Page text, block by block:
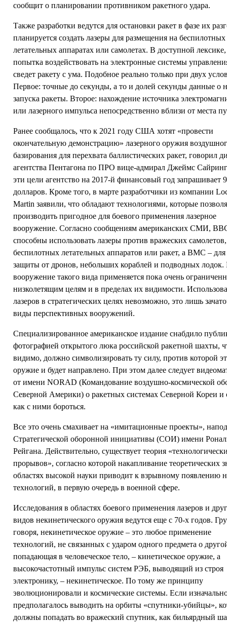
сообщит о планировании противником ракетного удара.
Также разработки ведутся для остановки ракет в фазе их
планируется создать лазеры для размещения на беспилотных
летательных аппаратах или самолетах. В доступной лексике,
попытка воздействовать на электронные системы
сведет ракету с ума. Подобное реально только при двух
Первое: точные до секунды, а то и долей секунды данные о
запуска ракеты. Второе: нахождение источника
или лазерного импульса непосредственно вблизи от места
Ранее сообщалось, что к 2021 году США хотят «провести
окончательную демонстрацию» лазерного оружия
базирования для перехвата баллистических ракет, говорил
агентства Пентагона по ПРО вице-адмирал Джеймс
эти цели агентство на 2017-й финансовый год запрашивает
долларов. Кроме того, в марте разработчики из компании
Martin заявили, что обладают технологиями, которые
производить пригодное для боевого применения лазерное
вооружение. Согласно сообщениям американских СМИ,
способны использовать лазеры против вражеских самолетов,
беспилотных летательных аппаратов или ракет, а ВМС – для
защиты от дронов, небольших кораблей и подводных
вооружение такого вида применяется пока очень
низколетящим целям и в пределах их видимости.
лазеров в стратегических целях невозможно, это лишь
виды перспективных вооружений.
Специализированное американское издание снабдило
фотографией открытого люка российской ракетной шахты,
видимо, должно символизировать ту силу, против которой
оружие и будет направлено. При этом далее следует
от имени NORAD (Командование воздушно-космической
Северной Америки) о ракетных системах Северной Кореи и
как с ними бороться.
Все это очень смахивает на «имитационные проекты»,
Стратегической оборонной инициативы (СОИ) имени
Рейгана. Действительно, существует теория
прорывов», согласно которой накапливание теоретических
областях высокой науки приводит к взрывному появлению
технологий, в первую очередь в военной сфере.
Исследования в областях боевого применения лазеров и
видов некинетического оружия ведутся еще с 70-х годов.
говоря, некинетическое оружие – это любое применение
технологий, не связанных с ударом одного предмета о
попадающая в человеческое тело, – кинетическое оружие, а
высокочастотный импульс систем РЭБ, выводящий из строя
электронику, – некинетическое. По тому же принципу
эволюционировали и космические системы. Если
предполагалось выводить на орбиты «спутники-убийцы»,
должны попадать во вражеский спутник, как бильярдный